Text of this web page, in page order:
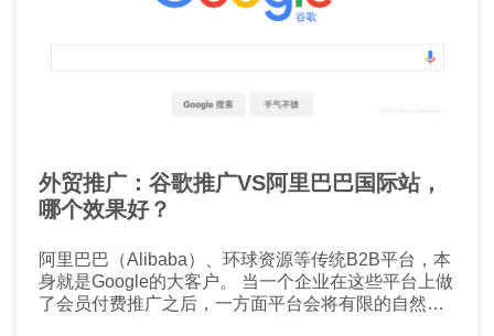
外贸推广：谷歌推广VS阿里巴巴国际站，
哪个效果好？
阿里巴巴（Alibaba）、环球资源等传统B2B平台，本
身就是Google的大客户。 当一个企业在这些平台上做
了会员付费推广之后，一方面平台会将有限的自然流